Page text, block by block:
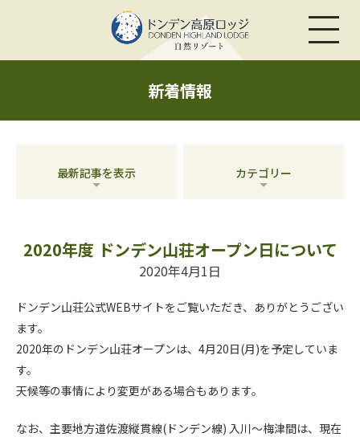
新着情報
最新記事を表示 カテゴリー
2020年度 ドンデン山荘オープン日について
2020年4月1日
ドンデン山荘公式WEBサイトをご覧いただき、ありがとうござい
ます。
2020年のドンデン山荘オープンは、4月20日(月)を予定していま
す。
天候等の事情により変更がある場合もあります。
なお、主要地方道佐渡縦貫線(ドンデン線) 入川～梅津間は、現在